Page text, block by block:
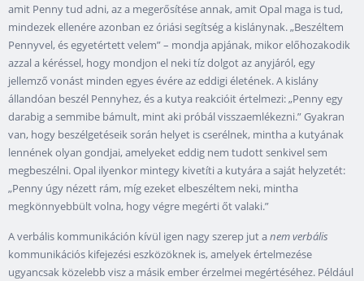
amit Penny tud adni, az a megerősítése annak, amit Opal maga is tud,
mindezek ellenére azonban ez óriási segítség a kislánynak. „Beszéltem
Pennyvel, és egyetértett velem” – mondja apjának, mikor előhozakodik
azzal a kéréssel, hogy mondjon el neki tíz dolgot az anyjáról, egy
jellemző vonást minden egyes évére az eddigi életének. A kislány
állandóan beszél Pennyhez, és a kutya reakcióit értelmezi: „Penny egy
darabig a semmibe bámult, mint aki próbál visszaemlékezni.” Gyakran
van, hogy beszélgetéseik során helyet is cserélnek, mintha a kutyának
lennének olyan gondjai, amelyeket eddig nem tudott senkivel sem
megbeszélni. Opal ilyenkor mintegy kivetíti a kutyára a saját helyzetét:
„Penny úgy nézett rám, míg ezeket elbeszéltem neki, mintha
megkönnyebbült volna, hogy végre megérti őt valaki.”
A verbális kommunikáción kívül igen nagy szerep jut anem verbális
kommunikációs kifejezési eszközöknek is, amelyek értelmezése
ugyancsak közelebb visz a másik ember érzelmei megértéséhez. Például